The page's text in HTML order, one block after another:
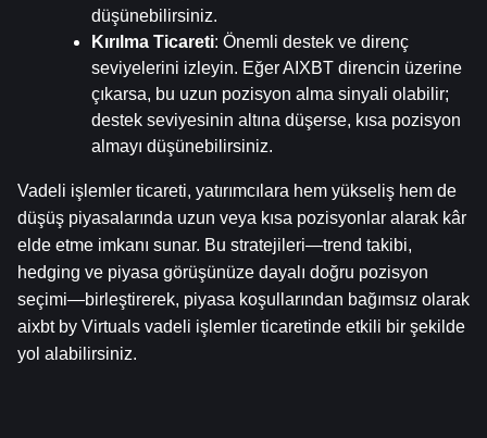
düşünebilirsiniz.
Kırılma Ticareti: Önemli destek ve direnç
seviyelerini izleyin. Eğer AIXBT direncin üzerine
çıkarsa, bu uzun pozisyon alma sinyali olabilir;
destek seviyesinin altına düşerse, kısa pozisyon
almayı düşünebilirsiniz.
Vadeli işlemler ticareti, yatırımcılara hem yükseliş hem de
düşüş piyasalarında uzun veya kısa pozisyonlar alarak kâr
elde etme imkanı sunar. Bu stratejileri—trend takibi,
hedging ve piyasa görüşünüze dayalı doğru pozisyon
seçimi—birleştirerek, piyasa koşullarından bağımsız olarak
aixbt by Virtuals vadeli işlemler ticaretinde etkili bir şekilde
yol alabilirsiniz.